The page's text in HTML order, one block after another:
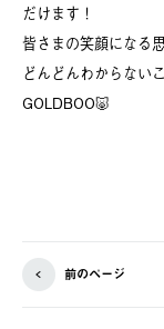
だけます！
皆さまの笑顔になる
どんどんわからない
GOLDBOO🐷
前のページ